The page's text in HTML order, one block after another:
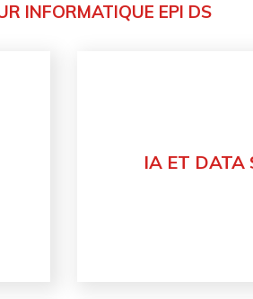
INFORMATIQUE EPI DS
Découvrir
IA ET DATA